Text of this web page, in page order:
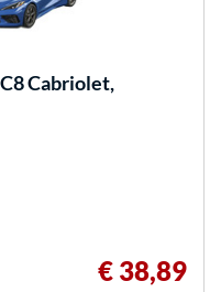
Cabriolet,
€ 38,89